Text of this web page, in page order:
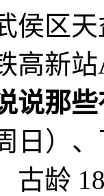
侯区
高新站
说那
日）
古龄